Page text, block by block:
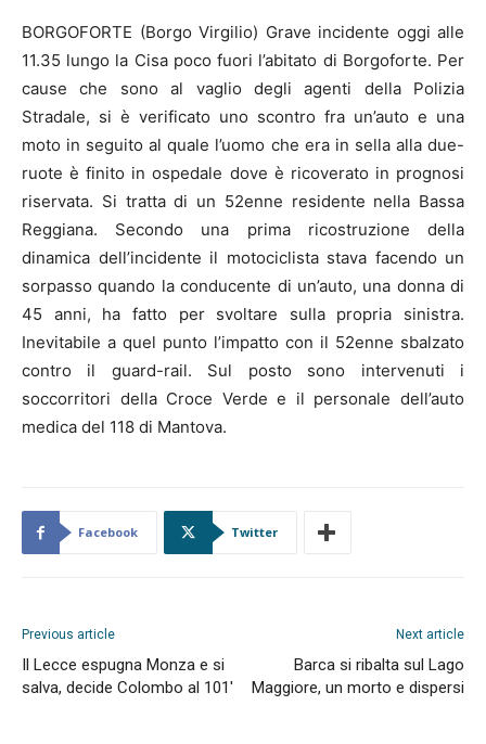
BORGOFORTE (Borgo Virgilio) Grave incidente oggi alle
11.35 lungo la Cisa poco fuori l’abitato di Borgoforte. Per
cause che sono al vaglio degli agenti della Polizia
Stradale, si è verificato uno scontro fra un’auto e una
moto in seguito al quale l’uomo che era in sella alla due-
ruote è finito in ospedale dove è ricoverato in prognosi
riservata. Si tratta di un 52enne residente nella Bassa
Reggiana. Secondo una prima ricostruzione della
dinamica dell’incidente il motociclista stava facendo un
sorpasso quando la conducente di un’auto, una donna di
45 anni, ha fatto per svoltare sulla propria sinistra.
Inevitabile a quel punto l’impatto con il 52enne sbalzato
contro il guard-rail. Sul posto sono intervenuti i
soccorritori della Croce Verde e il personale dell’auto
medica del 118 di Mantova.
Facebook Twitter
Previous article
Il Lecce espugna Monza e si
salva, decide Colombo al 101′
Next article
Barca si ribalta sul Lago
Maggiore, un morto e dispersi